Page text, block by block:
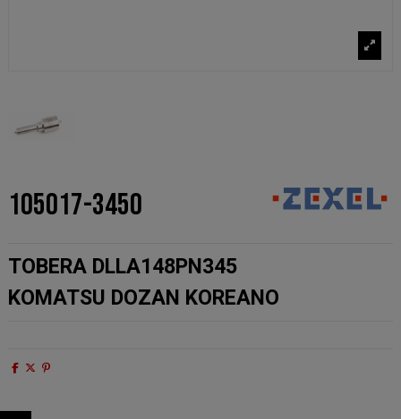
105017-3450
TOBERA DLLA148PN345
KOMATSU DOZAN KOREANO